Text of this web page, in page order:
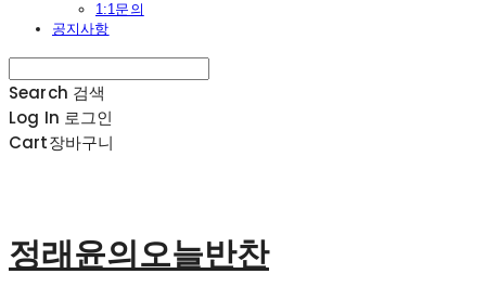
1:1문의
공지사항
Search 검색
Log In 로그인
Cart장바구니
정래윤의오늘반찬